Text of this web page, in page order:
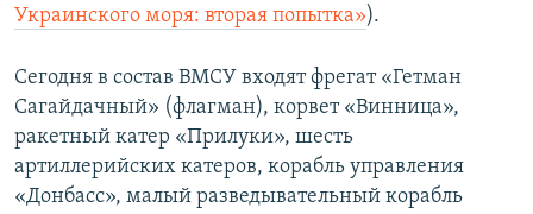
Украинского моря: вторая попытка»).
Сегодня в состав ВМСУ входят фрегат «Гетман
Сагайдачный» (флагман), корвет «Винница»,
ракетный катер «Прилуки», шесть
артиллерийских катеров, корабль управления
«Донбасс», малый разведывательный корабль